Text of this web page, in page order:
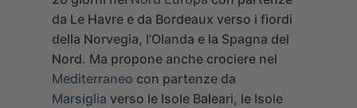
da Le Havre e da Bordeaux verso i fiordi
della Norvegia, l’Olanda e la Spagna del
Nord. Ma propone anche crociere nel
Mediterraneo con partenze da
Marsiglia verso le Isole Baleari, le Isole